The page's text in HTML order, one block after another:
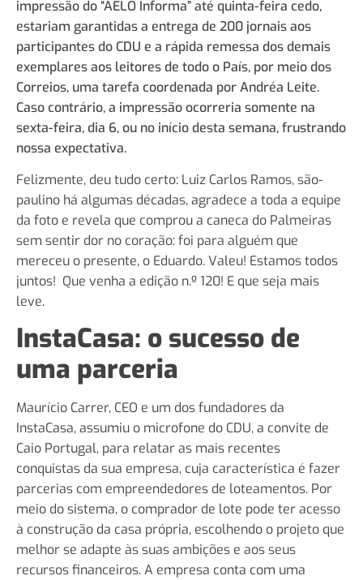
impressão do “AELO Informa” até quinta-feira cedo,
estariam garantidas a entrega de 200 jornais aos
participantes do CDU e a rápida remessa dos demais
exemplares aos leitores de todo o País, por meio dos
Correios, uma tarefa coordenada por Andréa Leite.
Caso contrário, a impressão ocorreria somente na
sexta-feira, dia 6, ou no início desta semana, frustrando
nossa expectativa.
Felizmente, deu tudo certo: Luiz Carlos Ramos, são-
paulino há algumas décadas, agradece a toda a equipe
da foto e revela que comprou a caneca do Palmeiras
sem sentir dor no coração: foi para alguém que
mereceu o presente, o Eduardo. Valeu! Estamos todos
juntos! Que venha a edição n.º 120! E que seja mais
leve.
InstaCasa: o sucesso de
uma parceria
Maurício Carrer, CEO e um dos fundadores da
InstaCasa, assumiu o microfone do CDU, a convite de
Caio Portugal, para relatar as mais recentes
conquistas da sua empresa, cuja característica é fazer
parcerias com empreendedores de loteamentos. Por
meio do sistema, o comprador de lote pode ter acesso
à construção da casa própria, escolhendo o projeto que
melhor se adapte às suas ambições e aos seus
recursos financeiros. A empresa conta com uma